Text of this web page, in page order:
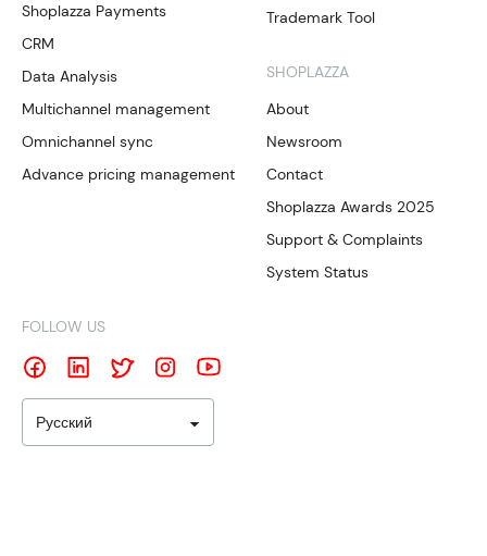
Shoplazza Payments
CRM
Data Analysis
Multichannel management
Omnichannel sync
Advance pricing management
Trademark Tool
SHOPLAZZA
About
Newsroom
Contact
Shoplazza Awards 2025
Support & Complaints
System Status
FOLLOW US
Русский